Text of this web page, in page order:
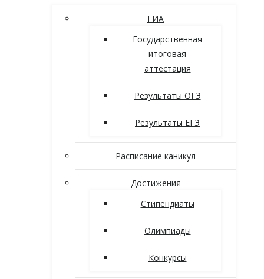
ГИА
Государственная
итоговая
аттестация
Результаты ОГЭ
Результаты ЕГЭ
Расписание каникул
Достижения
Стипендиаты
Олимпиады
Конкурсы